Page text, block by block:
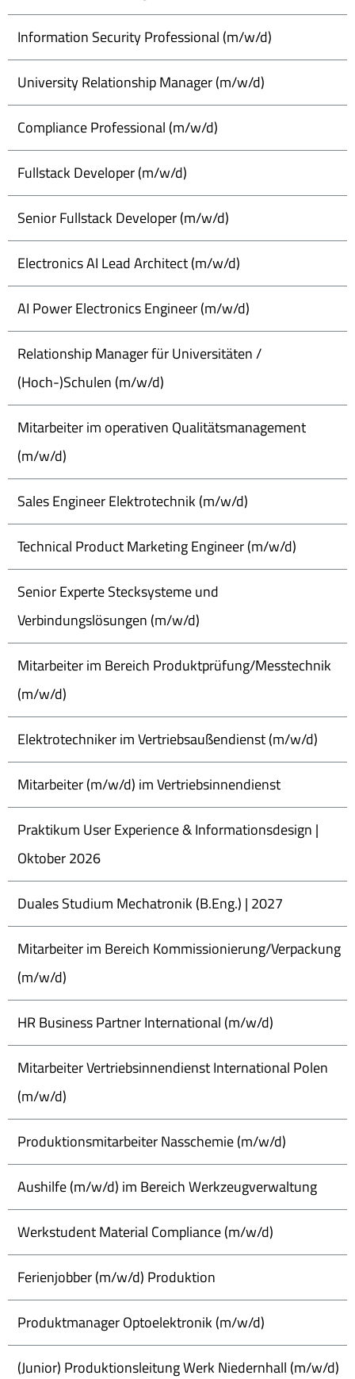
Information Security Professional (m/w/d)
University Relationship Manager (m/w/d)
Compliance Professional (m/w/d)
Fullstack Developer (m/w/d)
Senior Fullstack Developer (m/w/d)
Electronics AI Lead Architect (m/w/d)
AI Power Electronics Engineer (m/w/d)
Relationship Manager für Universitäten /
(Hoch-)Schulen (m/w/d)
Mitarbeiter im operativen Qualitätsmanagement
(m/w/d)
Sales Engineer Elektrotechnik (m/w/d)
Technical Product Marketing Engineer (m/w/d)
Senior Experte Stecksysteme und
Verbindungslösungen (m/w/d)
Mitarbeiter im Bereich Produktprüfung/Messtechnik
(m/w/d)
Elektrotechniker im Vertriebsaußendienst (m/w/d)
Mitarbeiter (m/w/d) im Vertriebsinnendienst
Praktikum User Experience & Informationsdesign |
Oktober 2026
Duales Studium Mechatronik (B.Eng.) | 2027
Mitarbeiter im Bereich Kommissionierung/Verpackung
(m/w/d)
HR Business Partner International (m/w/d)
Mitarbeiter Vertriebsinnendienst International Polen
(m/w/d)
Produktionsmitarbeiter Nasschemie (m/w/d)
Aushilfe (m/w/d) im Bereich Werkzeugverwaltung
Werkstudent Material Compliance (m/w/d)
Ferienjobber (m/w/d) Produktion
Produktmanager Optoelektronik (m/w/d)
(Junior) Produktionsleitung Werk Niedernhall (m/w/d)